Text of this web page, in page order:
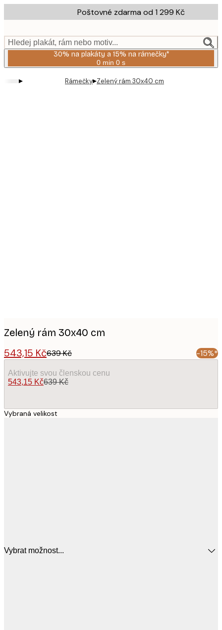
to
content.
Poštovné zdarma od 1 299 Kč
Hledej plakát, rám nebo motiv...
30% na plakáty a 15% na rámečky*
0 min 0 s
Platné
2026-
▸ Rámečky▸Zelený rám 30x40 cm
Zelený rám 30x40 cm
543,15 Kč639 Kč -15%*
Aktivujte svou členskou cenu
543,15 Kč639 Kč
Vybraná velikost
Vybrat možnost...